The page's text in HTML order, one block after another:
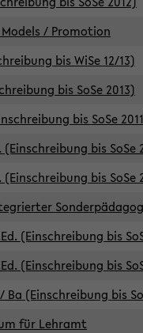
/ Promotion
bis WiSe 12/13)
bis SoSe 2013)
bis SoSe
bis SoSe
bis SoSe
(Einschreibung bis
(Einschreibung bis
(Einschreibung bis
für Lehramt